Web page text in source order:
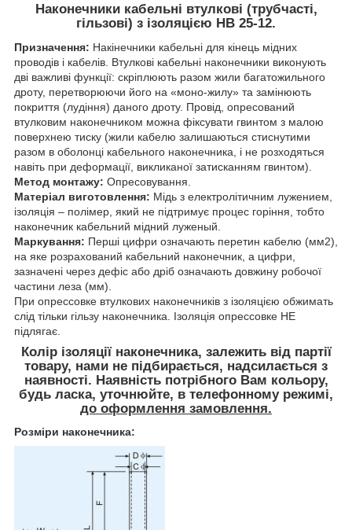
Наконечники кабельні втулкові (трубчасті,
гільзові) з ізоляцією HB 25-12.
Призначення: Накінечники кабельні для кінець мідних
проводів і кабелів. Втулкові кабельні наконечники виконують
дві важливі функції: скріплюють разом жили багатожильного
дроту, перетворюючи його на «моно-жилу» та замінюють
покриття (лудіння) даного дроту. Провід, опресований
втулковим наконечником можна фіксувати гвинтом з малою
поверхнею тиску (жили кабелю залишаються стиснутими
разом в оболонці кабельного наконечника, і не розходяться
навіть при деформації, викликаної затисканням гвинтом).
Метод монтажу: Опресовування.
Матеріал виготовлення: Мідь з електролітичним лужением,
ізоляція – полімер, який не підтримує процес горіння, тобто
наконечник кабельний мідний луженый.
Маркування: Перші цифри означають перетин кабелю (мм2),
на яке розрахований кабельний наконечник, а цифри,
зазначені через дефіс або дріб означають довжину робочої
частини леза (мм).
При опрессовке втулкових наконечників з ізоляцією обжимать
слід тільки гільзу наконечника. Ізоляція опрессовке НЕ
підлягає.
Колір ізоляції наконечника, залежить від партії
товару, нами не підбирається, надсилається з
наявності. Наявність потрібного Вам кольору,
будь ласка, уточнюйте, в телефонному режимі,
до оформлення замовлення.
Розміри наконечника: